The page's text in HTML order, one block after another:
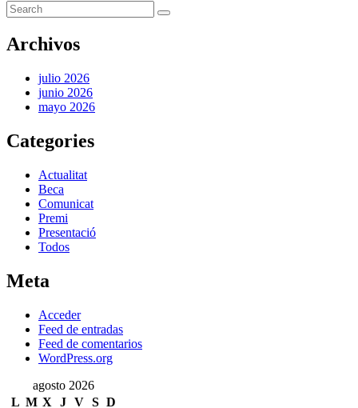
Archivos
julio 2026
junio 2026
mayo 2026
Categories
Actualitat
Beca
Comunicat
Premi
Presentació
Todos
Meta
Acceder
Feed de entradas
Feed de comentarios
WordPress.org
agosto 2026
L M X J V S D